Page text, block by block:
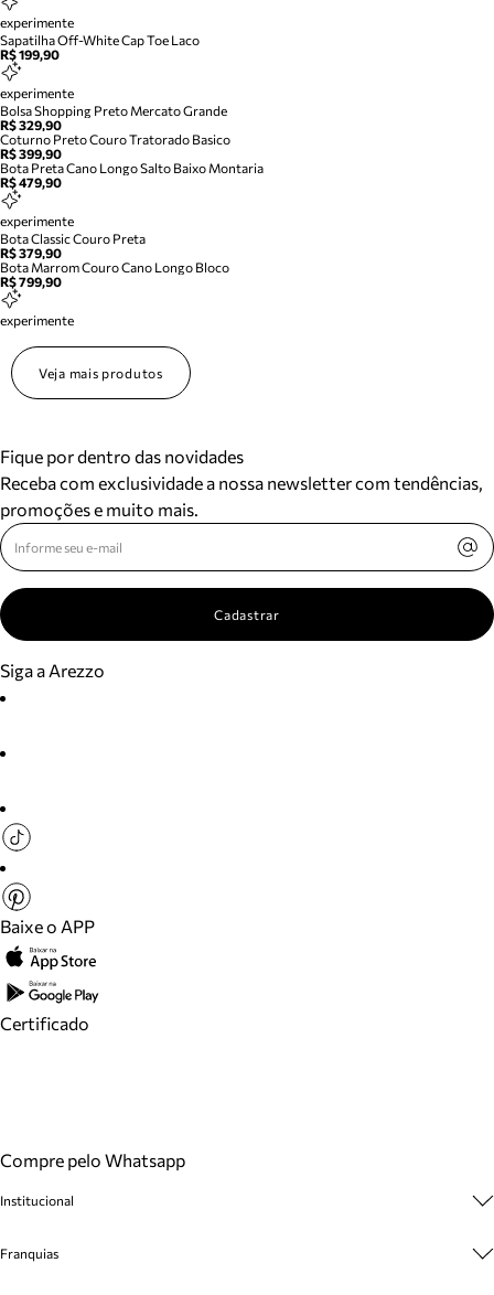
experimente
Sapatilha Off-White Cap Toe Laco
R$ 199,90
experimente
Bolsa Shopping Preto Mercato Grande
R$ 329,90
Coturno Preto Couro Tratorado Basico
R$ 399,90
Bota Preta Cano Longo Salto Baixo Montaria
R$ 479,90
experimente
Bota Classic Couro Preta
R$ 379,90
Bota Marrom Couro Cano Longo Bloco
R$ 799,90
experimente
Veja mais produtos
Fique por dentro das novidades
Receba com exclusividade a nossa newsletter com tendências,
promoções e muito mais.
Cadastrar
Siga a Arezzo
Baixe o APP
Certificado
Compre pelo Whatsapp
Institucional
Cashback
Franquias